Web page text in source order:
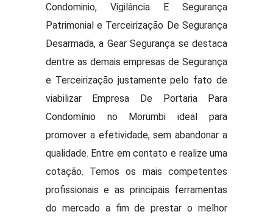
Condominio, Vigilância E Segurança
Patrimonial e Terceirização De Segurança
Desarmada, a Gear Segurança se destaca
dentre as demais empresas de Segurança
e Terceirização justamente pelo fato de
viabilizar Empresa De Portaria Para
Condomínio no Morumbi ideal para
promover a efetividade, sem abandonar a
qualidade. Entre em contato e realize uma
cotação. Temos os mais competentes
profissionais e as principais ferramentas
do mercado a fim de prestar o melhor